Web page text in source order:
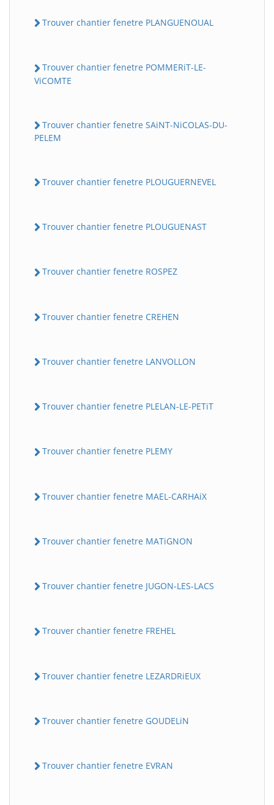
Trouver chantier fenetre PLANGUENOUAL
Trouver chantier fenetre POMMERiT-LE-
ViCOMTE
Trouver chantier fenetre SAiNT-NiCOLAS-DU-
PELEM
Trouver chantier fenetre PLOUGUERNEVEL
Trouver chantier fenetre PLOUGUENAST
Trouver chantier fenetre ROSPEZ
Trouver chantier fenetre CREHEN
Trouver chantier fenetre LANVOLLON
Trouver chantier fenetre PLELAN-LE-PETiT
Trouver chantier fenetre PLEMY
Trouver chantier fenetre MAEL-CARHAiX
Trouver chantier fenetre MATiGNON
Trouver chantier fenetre JUGON-LES-LACS
Trouver chantier fenetre FREHEL
Trouver chantier fenetre LEZARDRiEUX
Trouver chantier fenetre GOUDELiN
Trouver chantier fenetre EVRAN